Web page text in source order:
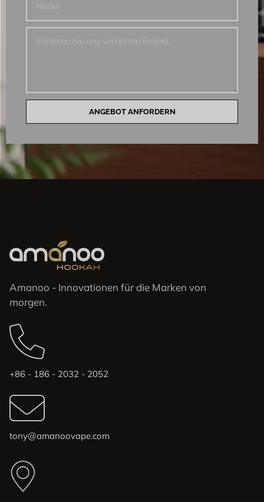
ANGEBOT ANFORDERN
Amanoo - Innovationen für die Marken von
morgen.
+86 - 186 - 2032 - 2052
tony@amanoovape.com